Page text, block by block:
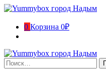
Перейти
содержимому
0 Корзина 0₽
Найти: